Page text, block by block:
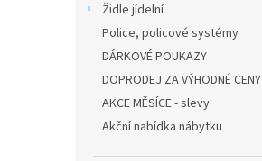
Židle jídelní
Police, policové systémy
DÁRKOVÉ POUKAZY
DOPRODEJ ZA VÝHODNÉ CENY
AKCE MĚSÍCE - slevy
Akční nabídka nábytku